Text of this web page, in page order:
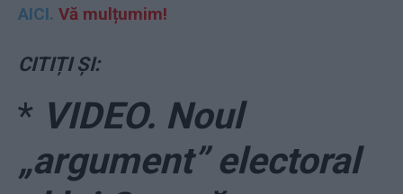
AICI. Vă mulțumim!
CITIȚI ȘI:
* VIDEO. Noul
„argument” electoral